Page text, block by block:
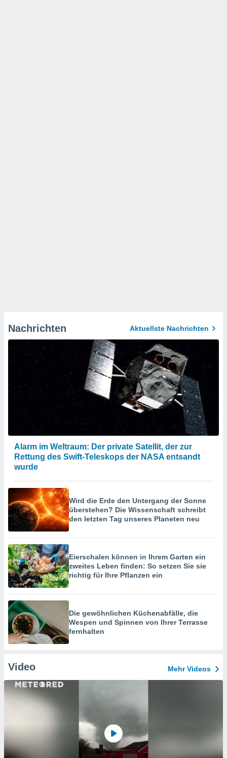
Nachrichten Aktuellste Nachrichten
Alarm im Weltraum: Der private Satellit, der zur
Rettung des Swift-Teleskops der NASA entsandt
wurde
Wird die Erde den Untergang der Sonne
überstehen? Die Wissenschaft schreibt
den letzten Tag unseres Planeten neu
Eierschalen können in Ihrem Garten ein
zweites Leben finden: So setzen Sie sie
richtig für Ihre Pflanzen ein
Die gewöhnlichen Küchenabfälle, die
Wespen und Spinnen von Ihrer Terrasse
fernhalten
Video Mehr Videos